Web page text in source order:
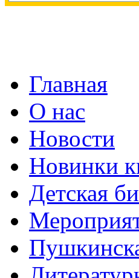
Главная
О нас
Новости
Новинки
Детская